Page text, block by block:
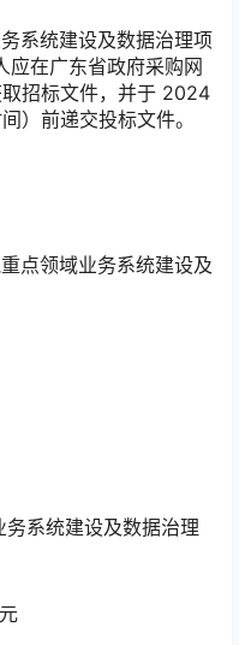
系统建设及数据治理项
应在广东省政府采购网
招标文件，并于 2024
间）前递交投标文件。
点领域业务系统建设及
系统建设及数据治理